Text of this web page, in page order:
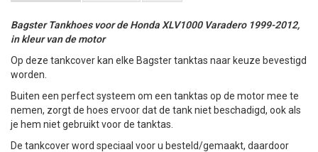
Bagster Tankhoes voor de Honda XLV1000 Varadero 1999-2012,
in kleur van de motor
Op deze tankcover kan elke Bagster tanktas naar keuze bevestigd
worden.
Buiten een perfect systeem om een tanktas op de motor mee te
nemen, zorgt de hoes ervoor dat de tank niet beschadigd, ook als
je hem niet gebruikt voor de tanktas.
De tankcover word speciaal voor u besteld/gemaakt, daardoor